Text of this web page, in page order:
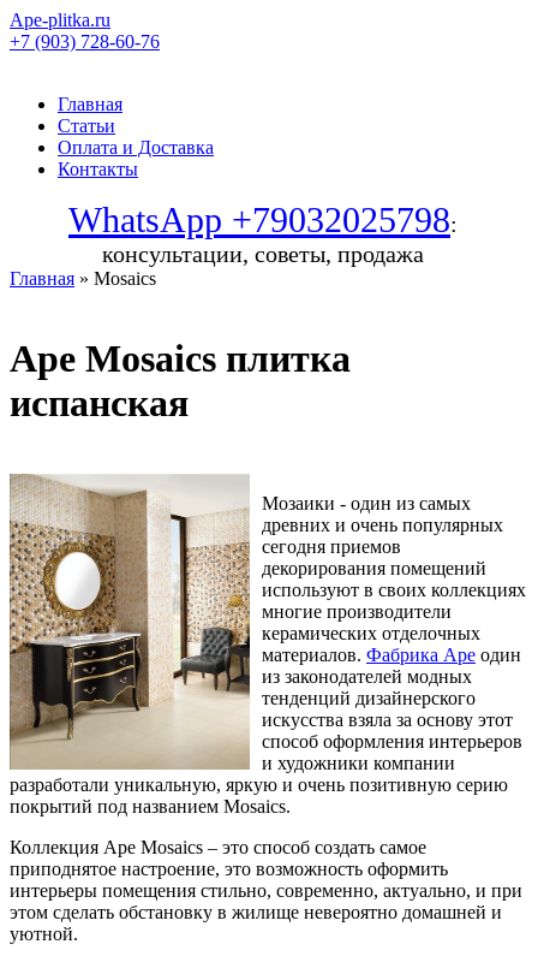
Ape-plitka.ru
+7 (903) 728-60-76
Главная
Статьи
Оплата и Доставка
Контакты
WhatsApp +79032025798:
консультации, советы, продажа
Главная » Mosaics
Ape Mosaics плитка
испанская
Мозаики - один из самых
древних и очень популярных
сегодня приемов
декорирования помещений
используют в своих коллекциях
многие производители
керамических отделочных
материалов. Фабрика Ape один
из законодателей модных
тенденций дизайнерского
искусства взяла за основу этот
способ оформления интерьеров
и художники компании
разработали уникальную, яркую и очень позитивную серию
покрытий под названием Mosaics.
Коллекция Ape Mosaics – это способ создать самое
приподнятое настроение, это возможность оформить
интерьеры помещения стильно, современно, актуально, и при
этом сделать обстановку в жилище невероятно домашней и
уютной.